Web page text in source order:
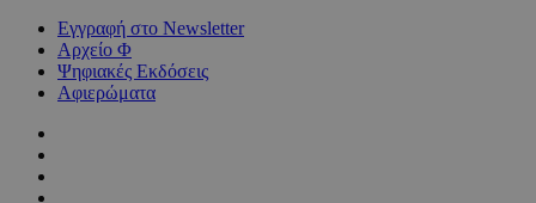
Εγγραφή στο Newsletter
Αρχείο Φ
Ψηφιακές Εκδόσεις
Αφιερώματα